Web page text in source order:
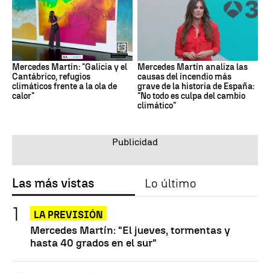
Mercedes Martín: "Galicia y el
Cantábrico, refugios
climáticos frente a la ola de
calor"
Mercedes Martín analiza las
causas del incendio más
grave de la historia de España:
"No todo es culpa del cambio
climático"
Las más vistas Lo último
LA PREVISIÓN
Mercedes Martín: "El jueves, tormentas y
hasta 40 grados en el sur"